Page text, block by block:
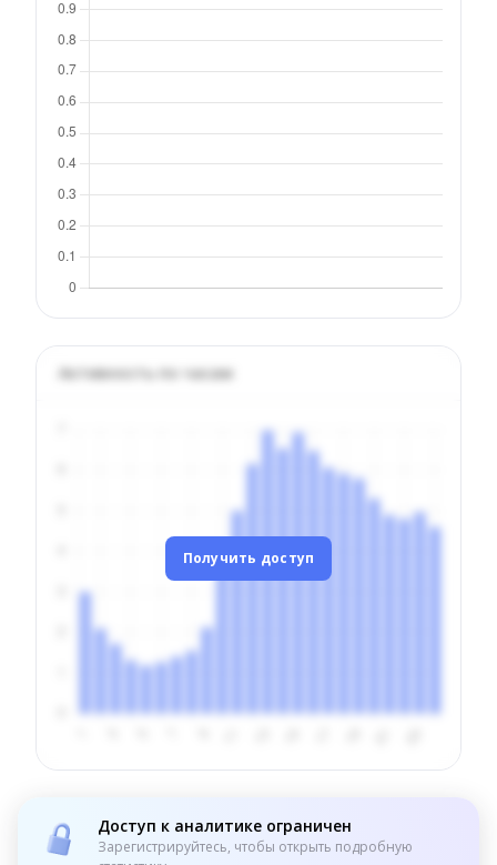
Активность по часам
Получить доступ
Доступ к аналитике ограничен
Зарегистрируйтесь, чтобы открыть подробную